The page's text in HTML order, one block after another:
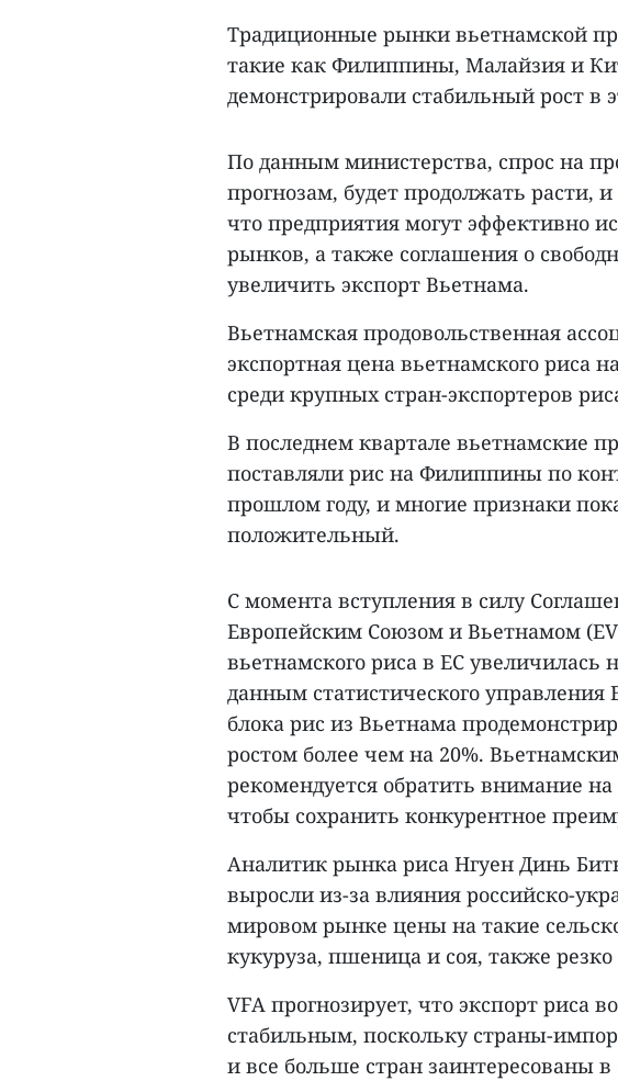
Традиционные рынки вьетнамской
такие как Филиппины, Малайзия и
демонстрировали стабильный рост в
По данным министерства, спрос на
прогнозам, будет продолжать расти,
что предприятия могут эффективно
рынков, а также соглашения о
увеличить экспорт Вьетнама.
Вьетнамская продовольственная
экспортная цена вьетнамского риса
среди крупных стран-экспортеров
В последнем квартале вьетнамские
поставляли рис на Филиппины по
прошлом году, и многие признаки
положительный.
С момента вступления в силу
Европейским Союзом и Вьетнамом
вьетнамского риса в ЕС увеличилась
данным статистического управления
блока рис из Вьетнама
ростом более чем на 20%.
рекомендуется обратить внимание
чтобы сохранить конкурентное
Аналитик рынка риса Нгуен Динь
выросли из-за влияния российско-
мировом рынке цены на такие
кукуруза, пшеница и соя, также
VFA прогнозирует, что экспорт риса
стабильным, поскольку страны-
и все больше стран заинтересованы в